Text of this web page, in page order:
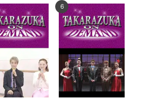
無料テレビ
Rチャンネル
チケット
楽天チケット
エンタメニュース
推し楽
6